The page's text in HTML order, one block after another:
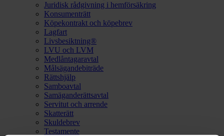
Juridisk rådgivning i hemförsäkring
Konsumenträtt
Köpekontrakt och köpebrev
Lagfart
Livsbesiktning®
LVU och LVM
Medlåntagaravtal
Målsägandebiträde
Rättshjälp
Samboavtal
Samäganderättsavtal
Servitut och arrende
Skatterätt
Skuldebrev
Testamente